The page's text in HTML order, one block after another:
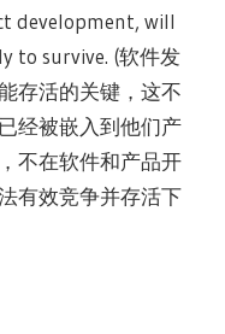
development, will
to survive. (软件发
存活的关键，这不
经被嵌入到他们产
不在软件和产品开
有效竞争并存活下